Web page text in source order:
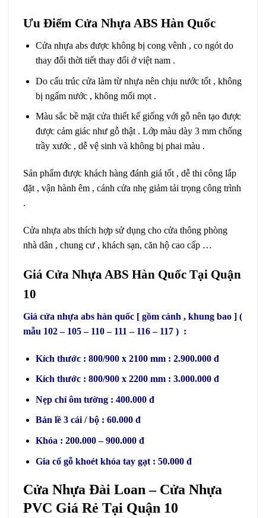
Ưu Điểm Cửa Nhựa ABS Hàn Quốc
Cửa nhựa abs được không bị cong vênh , co ngót do
thay đổi thời tiết thay đổi ở việt nam .
Do cấu trúc cửa làm từ nhựa nên chịu nước tốt , không
bị ngấm nước , không mối mọt .
Màu sắc bề mặt cửa thiết kế giống với gỗ nên tạo được
được cảm giác như gỗ thật . Lớp màu dày 3 mm chống
trầy xước , dễ vệ sinh và không bị phai màu .
Sản phẩm được khách hàng đánh giá tốt , dễ thi công lắp
đặt , vận hành êm , cánh cửa nhẹ giảm tải trọng công trình
.
Cửa nhựa abs thích hợp sử dụng cho cửa thông phòng
nhà dân , chung cư , khách sạn, căn hộ cao cấp …
Giá Cửa Nhựa ABS Hàn Quốc Tại Quận
10
Giá cửa nhựa abs hàn quốc [ gồm cánh , khung bao ] (
mẫu 102 – 105 – 110 – 111 – 116 – 117 ) :
Kích thước : 800/900 x 2100 mm : 2.900.000 đ
Kích thước : 800/900 x 2200 mm : 3.000.000 đ
Nẹp chỉ ôm tường : 400.000 đ
Bản lề 3 cái / bộ : 60.000 đ
Khóa : 200.000 – 900.000 đ
Gia cố gỗ khoét khóa tay gạt : 50.000 đ
Cửa Nhựa Đài Loan – Cửa Nhựa
PVC Giá Rẻ Tại Quận 10